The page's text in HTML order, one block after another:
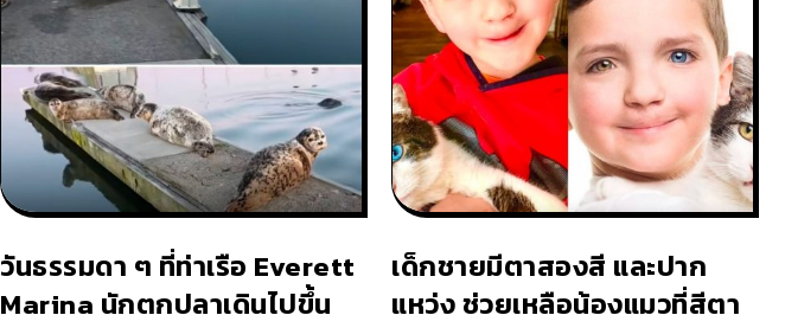
วันธรรมดา ๆ ที่ท่าเรือ Everett
Marina นักตกปลาเดินไปขึ้น
เด็กชายมีตาสองสี และปาก
แหว่ง ช่วยเหลือน้องแมวที่สีตา